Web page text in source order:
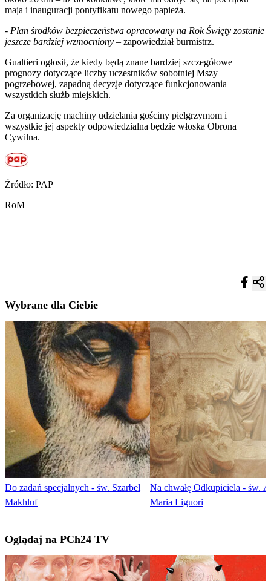
maja i inauguracji pontyfikatu nowego papieża.
- Plan środków bezpieczeństwa opracowany na Rok Święty zostanie
jeszcze bardziej wzmocniony – zapowiedział burmistrz.
Gualtieri ogłosił, że kiedy będą znane bardziej szczegółowe
prognozy dotyczące liczby uczestników sobotniej Mszy
pogrzebowej, zapadną decyzje dotyczące funkcjonowania
wszystkich służb miejskich.
Za organizację machiny udzielania gościny pielgrzymom i
wszystkie jej aspekty odpowiedzialna będzie włoska Obrona
Cywilna.
Źródło: PAP
RoM
Wybrane dla Ciebie
Do zadań specjalnych - św. Szarbel
Makhluf
Na chwałę Odkupiciela - św.
Maria Liguori
Oglądaj na PCh24 TV